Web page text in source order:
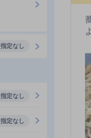
指定なし
指定なし
指定なし